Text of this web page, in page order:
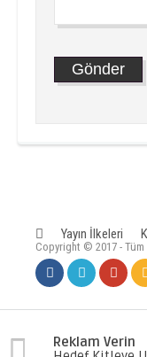
Yayın İlkeleri
Copyright © 2017 - Tüm
Reklam Verin